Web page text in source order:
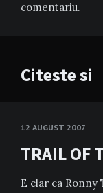
comentariu.
Citeste si
12 AUGUST 2007
TRAIL OF
E clar ca Ronny